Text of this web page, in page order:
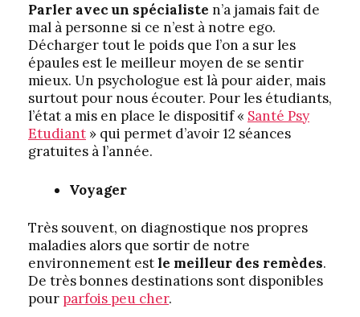
Parler avec un spécialiste n’a jamais fait de
mal à personne si ce n’est à notre ego.
Décharger tout le poids que l’on a sur les
épaules est le meilleur moyen de se sentir
mieux. Un psychologue est là pour aider, mais
surtout pour nous écouter. Pour les étudiants,
l’état a mis en place le dispositif « Santé Psy
Etudiant » qui permet d’avoir 12 séances
gratuites à l’année.
Voyager
Très souvent, on diagnostique nos propres
maladies alors que sortir de notre
environnement estle meilleur des remèdes.
De très bonnes destinations sont disponibles
pour parfois peu cher.